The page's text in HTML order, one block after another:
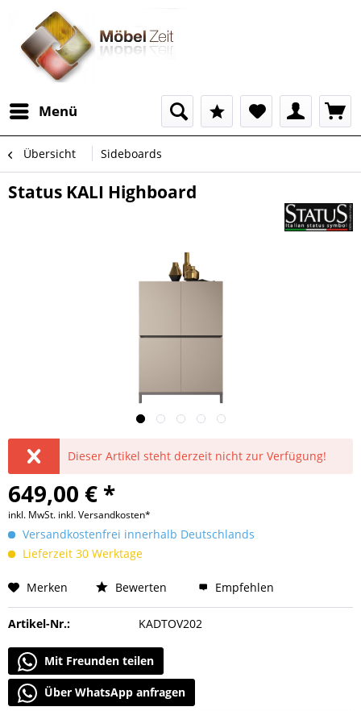
Menü
Übersicht Sideboards
Status KALI Highboard
Dieser Artikel steht derzeit nicht zur Verfügung!
649,00 € *
inkl. MwSt. inkl. Versandkosten*
Versandkostenfrei innerhalb Deutschlands
Lieferzeit 30 Werktage
Merken Bewerten Empfehlen
Artikel-Nr.: KADTOV202
Mit Freunden teilen
Über WhatsApp anfragen